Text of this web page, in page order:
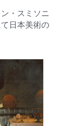
・スミソニ
日本美術の